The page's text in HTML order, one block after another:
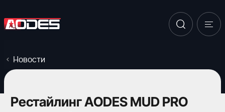
Новости
Рестайлинг AODES MUD PRO